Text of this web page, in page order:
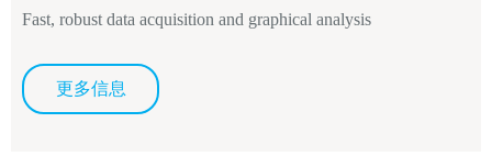
Fast, robust data acquisition and graphical analysis
更多信息